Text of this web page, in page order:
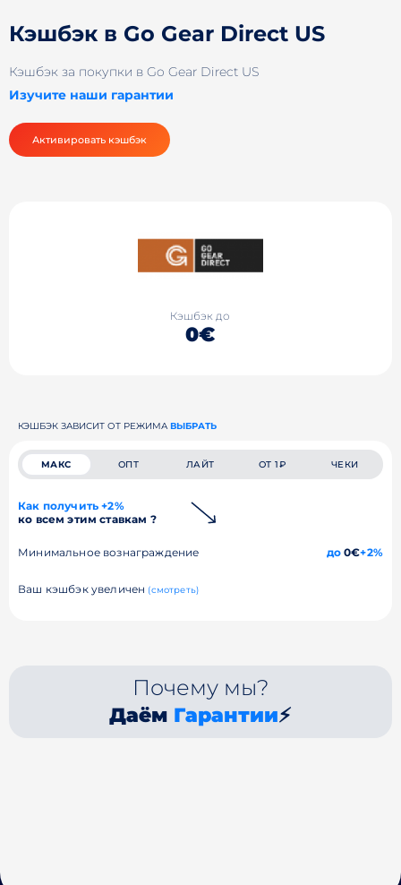
Кэшбэк в Go Gear Direct US
Кэшбэк за покупки в Go Gear Direct US
Изучите наши гарантии
Активировать кэшбэк
Кэшбэк до
0€
КЭШБЭК ЗАВИСИТ ОТ РЕЖИМА ВЫБРАТЬ
МАКС ОПТ ЛАЙТ ОТ 1₽ ЧЕКИ
Как получить +2%
ко всем этим ставкам ?
Минимальное вознаграждение до0€+2%
Ваш кэшбэк увеличен (смотреть)
Почему мы?
Даём Гарантии⚡